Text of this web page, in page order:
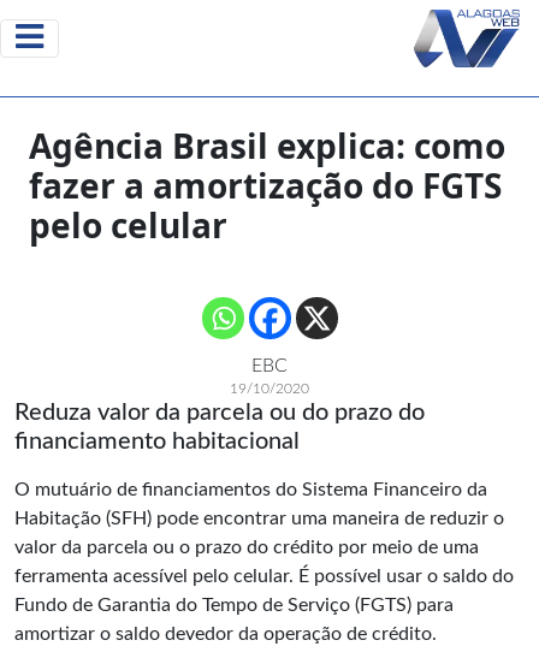
Agência Brasil explica: como
fazer a amortização do FGTS
pelo celular
EBC
19/10/2020
Reduza valor da parcela ou do prazo do
financiamento habitacional
O mutuário de financiamentos do Sistema Financeiro da
Habitação (SFH) pode encontrar uma maneira de reduzir o
valor da parcela ou o prazo do crédito por meio de uma
ferramenta acessível pelo celular. É possível usar o saldo do
Fundo de Garantia do Tempo de Serviço (FGTS) para
amortizar o saldo devedor da operação de crédito.